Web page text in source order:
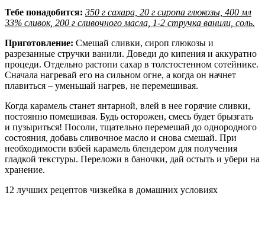
Тебе понадобится: 350 г сахара, 20 г сиропа глюкозы, 400 мл
33% сливок, 200 г сливочного масла, 1-2 стручка ванили, соль.
Приготовление: Смешай сливки, сироп глюкозы и
разрезанные стручки ванили. Доведи до кипения и аккуратно
процеди. Отдельно растопи сахар в толстостенном сотейнике.
Сначала нагревай его на сильном огне, а когда он начнет
плавиться – уменьшай нагрев, не перемешивая.
Когда карамель станет янтарной, влей в нее горячие сливки,
постоянно помешивая. Будь осторожен, смесь будет брызгать
и пузыриться! Посоли, тщательно перемешай до однородного
состояния, добавь сливочное масло и снова смешай. При
необходимости взбей карамель блендером для получения
гладкой текстуры. Переложи в баночки, дай остыть и убери на
хранение.
12 лучших рецептов чизкейка в домашних условиях